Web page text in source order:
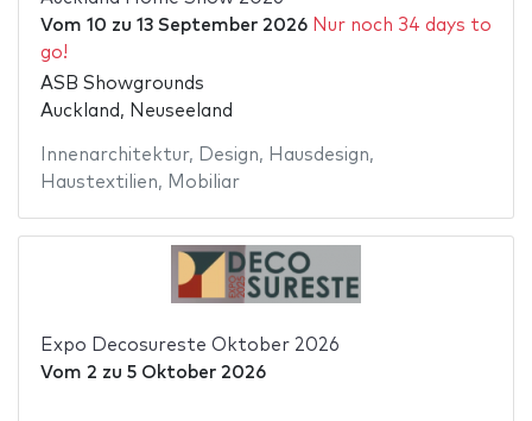
Vom 10 zu 13 September 2026 Nur noch 34 days to
go!
ASB Showgrounds
Auckland, Neuseeland
Innenarchitektur, Design, Hausdesign,
Haustextilien, Mobiliar
Expo Decosureste Oktober 2026
Vom 2 zu 5 Oktober 2026